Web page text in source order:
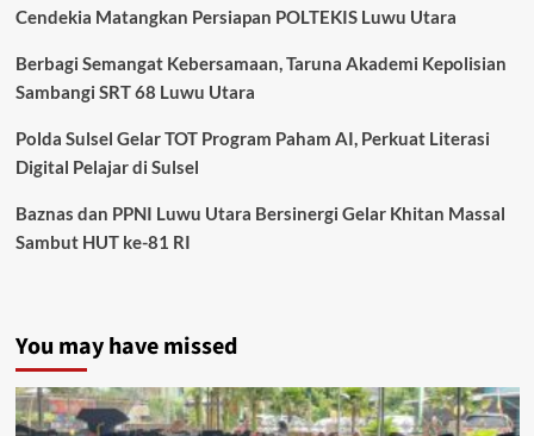
Cendekia Matangkan Persiapan POLTEKIS Luwu Utara
Berbagi Semangat Kebersamaan, Taruna Akademi Kepolisian
Sambangi SRT 68 Luwu Utara
Polda Sulsel Gelar TOT Program Paham AI, Perkuat Literasi
Digital Pelajar di Sulsel
Baznas dan PPNI Luwu Utara Bersinergi Gelar Khitan Massal
Sambut HUT ke-81 RI
You may have missed